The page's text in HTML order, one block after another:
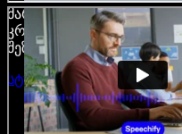
მარტივი ინტერფეისით
კრეატორები
შეზღუდვებისგან.
სტუდიის გახსნა